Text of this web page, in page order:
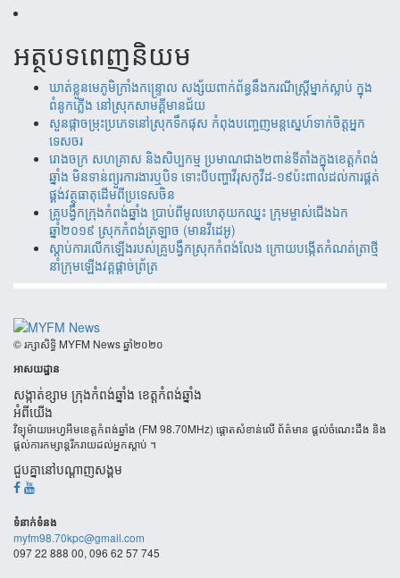
អត្ថបទពេញនិយម
ឃាត់​ខ្លួន​មេភូមិ​ក្រាំង​កន្រ្ទោល សង្ស័យ​ពាក់ព័ន្ធ​នឹ​ង​​ករណី​ស្រ្តីម្នាក់​ស្លាប់ ​ក្នុង​
ពំនូក​ភ្លើង​ នៅស្រុក​សាម​គ្គីមាន​ជ័យ
សួន​​ផ្កា​ច​ម្រុះ​​ប្រភេទ​​នៅ​​ស្រុក​​​ទឹក​​ផុស​​ កំពុង​​បញ្ចេញ​​​មន្តស្នេហ៍​​​​ទាក់​​​ចិត្ត​​អ្នក
ទេស​​ចរ​
រោងចក្រ ​សហគ្រាស​ និងសិប្បកម្ម ប្រមាណ​​​ជាង​​២ពាន់​​ទីតាំង​​ក្នុង​​ខេត្តកំពង់​
ឆ្នាំង​ មិន​ទាន់ព្យួរការងារ​ឬបិទ ទោះបីបញ្ហាវីរុសកូវីដ-១៩ប៉ះពាល់ដល់ការ​ផ្គត់​
ផ្គង់​វត្ថុ​ធាតុ​​ដើម​​ពី​​ប្រទេស​ចិន​
គ្រូបង្វឹកក្រុងកំពង់ឆ្នាំង ប្រាប់ពីមូលហេតុយកឈ្នះ ក្រុមម្ចាស់ជើងឯក
ឆ្នាំ២០១៩ ស្រុកកំពង់ត្រឡាច (មានវីដេអូ)
ស្តាប់ការលើកឡើងរបស់គ្រូបង្វឹកស្រុកកំពង់លែង ក្រោយបង្កើតកំណត់ត្រាថ្មី
នាំក្រុមឡើងវគ្គផ្តាច់ព័្រត្រ
​© រក្សា​សិទ្ធិ​ MYFM News ឆ្នាំ​២០២០
អាសយដ្ឋាន
សង្កាត់ខ្សាម ក្រុងកំពង់ឆ្នាំង ខេត្តកំពង់ឆ្នាំង
អំពីយើង
វិទ្យុម៉ាយអេហ្វអឹមខេត្តកំពង់ឆ្នាំង (FM 98.70MHz) ផ្តោតសំខាន់លើ ព័ត៌មាន ផ្តល់ចំណេះដឹង និង
ផ្តល់ការកម្សាន្តរីករាយដល់អ្នកស្តាប់ ។
ជួបគ្នានៅបណ្តាញសង្គម
ទំនាក់​ទំនង
myfm98.70kpc@gmail.com
097 22 888 00, 096 62 57 745